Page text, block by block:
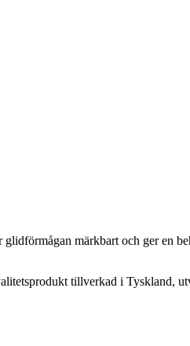
märkbart och ger en
tillverkad i Tyskland,